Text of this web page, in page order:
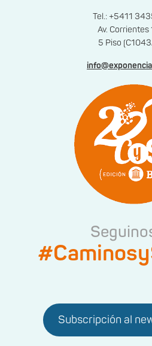
Tel.: +5411
Av. Corrientes
5 Piso
Subscripción al